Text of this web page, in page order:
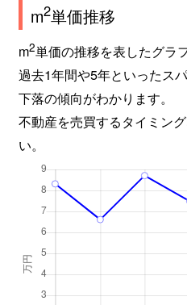
m2単価推移
m2単価の推移を表したグラ
過去1年間や5年といったス
下落の傾向がわかります。
不動産を売買するタイミン
い。